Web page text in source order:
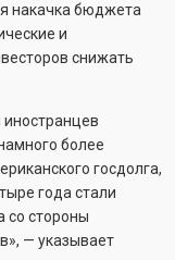
накачка бюджета
и
снижать
более
госдолга,
года стали
со стороны
— указывает